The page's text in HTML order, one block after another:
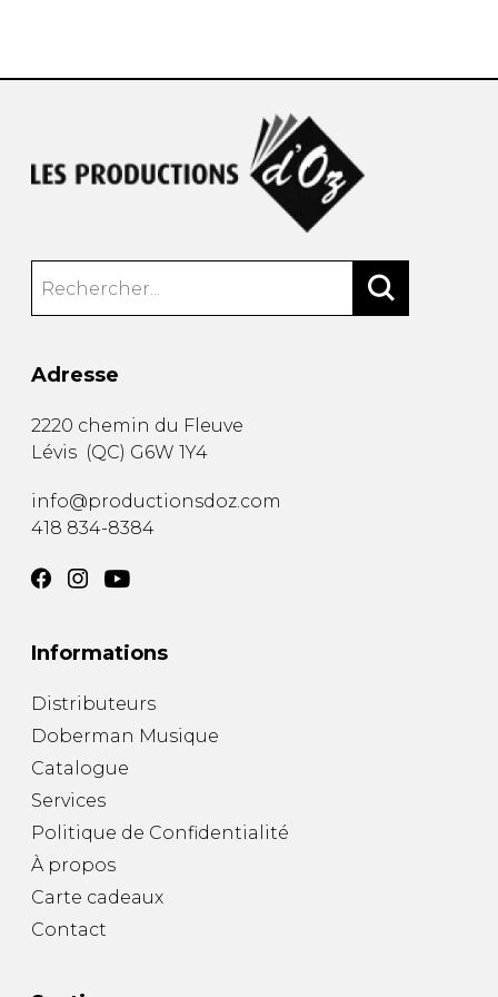
Adresse
2220 chemin du Fleuve
Lévis (QC) G6W 1Y4
info@productionsdoz.com
418 834-8384
Informations
Distributeurs
Doberman Musique
Catalogue
Services
Politique de Confidentialité
À propos
Carte cadeaux
Contact